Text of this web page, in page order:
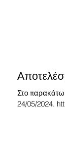
Στο παρακάτω
24/05/2024.